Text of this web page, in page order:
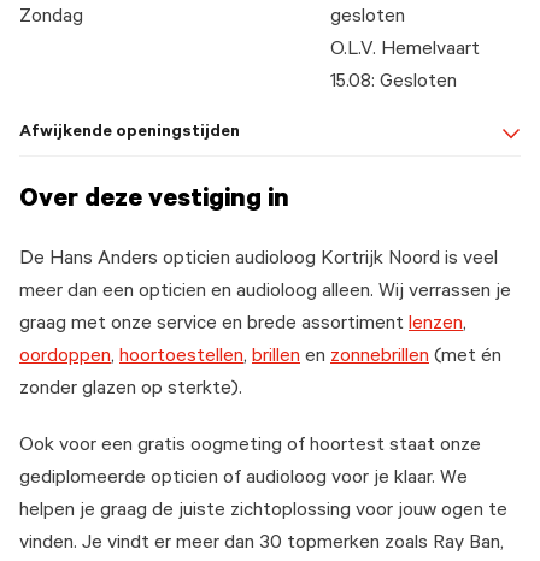
Zondag
gesloten
O.L.V. Hemelvaart
15.08: Gesloten
Afwijkende openingstijden
Over deze vestiging in
De Hans Anders opticien audioloog Kortrijk Noord is veel
meer dan een opticien en audioloog alleen. Wij verrassen je
graag met onze service en brede assortiment lenzen,
oordoppen, hoortoestellen, brillen en zonnebrillen (met én
zonder glazen op sterkte).
Ook voor een gratis oogmeting of hoortest staat onze
gediplomeerde opticien of audioloog voor je klaar. We
helpen je graag de juiste zichtoplossing voor jouw ogen te
vinden. Je vindt er meer dan 30 topmerken zoals Ray Ban,